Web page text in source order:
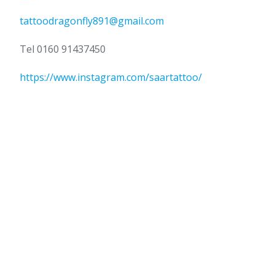
tattoodragonfly891@gmail.com
Tel 0160 91437450
https://www.instagram.com/saartattoo/